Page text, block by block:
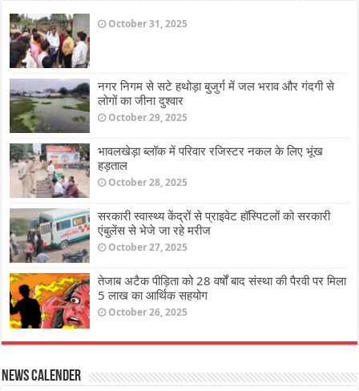
October 31, 2025
नगर निगम से सटे हथोड़ा बुजुर्ग में जल भराव और गंदगी से
लोगों का जीना दुश्वार
October 29, 2025
भावलखेड़ा ब्लॉक में परिवार रजिस्टर नकल के लिए भूंख
हड़ताल
October 28, 2025
सरकारी स्वास्थ्य केंद्रों से प्राइवेट हॉस्पिटलों को सरकारी
एंबुलेंस से भेजे जा रहे मरीज
October 27, 2025
तेजाब अटैक पीड़िता को 28 वर्षों बाद संस्था की पैरवी पर मिला
5 लाख का आर्थिक सहयोग
October 26, 2025
News Calender